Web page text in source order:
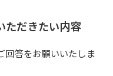
ただきたい内容
回答をお願いいたしま